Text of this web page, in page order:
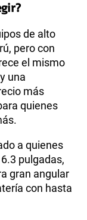
de alto
pero con
el mismo
una
más
quienes
a quienes
pulgadas,
gran angular
con hasta